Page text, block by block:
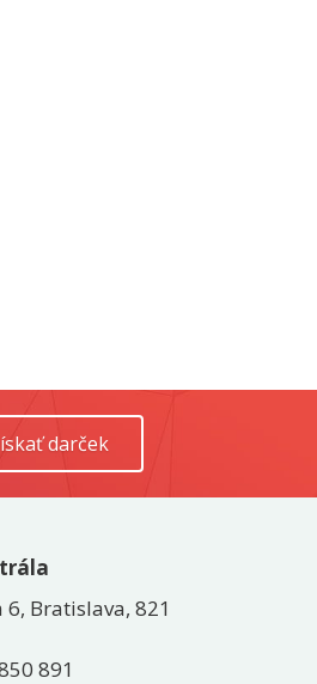
6, Bratislava, 821
891